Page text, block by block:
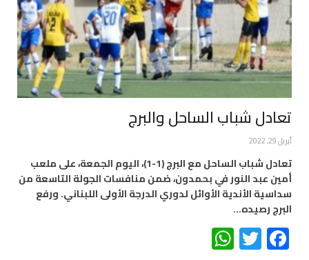
تعادل شباب الساحل والبرج
أبريل 29, 2022
تعادل شباب الساحل مع البرج (1-1)، اليوم الجمعة، على ملعب
أمين عبد النور في بحمدون، ضمن منافسات الجولة التاسعة من
سداسية الأندية الأوائل لدوري الدرجة الأولى اللبناني. ورفع
البرج رصيده…
Facebook
Twitter